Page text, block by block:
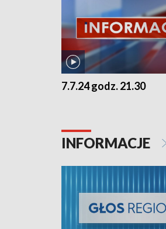
7.7.24 godz. 21.30
INFORMACJE